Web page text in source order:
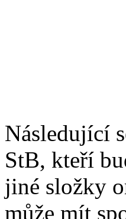
Následující
StB, kteří
jiné složky
může mít